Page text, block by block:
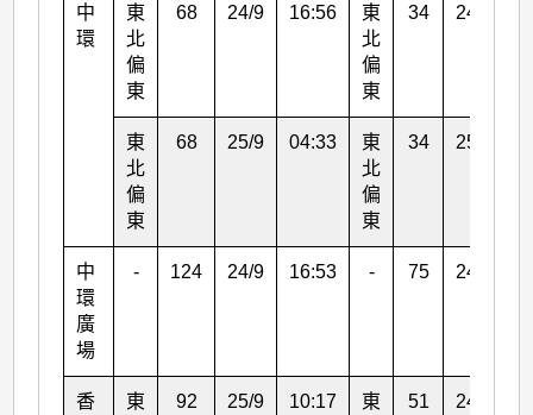
中
環
東
北
偏
東
68 24/9 16:56
東
北
偏
東
34 24/9
東
北
偏
東
68 25/9 04:33
東
北
偏
東
34 25/9
中
環
廣
場
- 124 24/9 16:53 - 75 24/9
香
東
92 25/9 10:17 東 51 24/9